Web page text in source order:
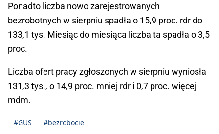
Ponadto liczba nowo zarejestrowanych
bezrobotnych w sierpniu spadła o 15,9 proc. rdr do
133,1 tys. Miesiąc do miesiąca liczba ta spadła o 3,5
proc.
Liczba ofert pracy zgłoszonych w sierpniu wyniosła
131,3 tys., o 14,9 proc. mniej rdr i 0,7 proc. więcej
mdm.
#GUS #bezrobocie